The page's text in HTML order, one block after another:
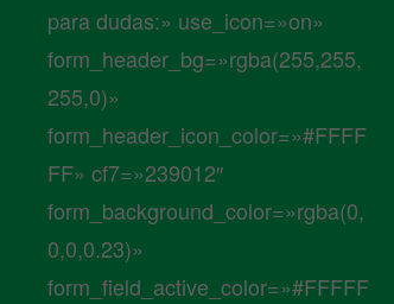
para dudas:» use_icon=»on»
form_header_bg=»rgba(255,255,
255,0)»
form_header_icon_color=»#FFFF
FF» cf7=»239012″
form_background_color=»rgba(0,
0,0,0.23)»
form_field_active_color=»#FFFFF